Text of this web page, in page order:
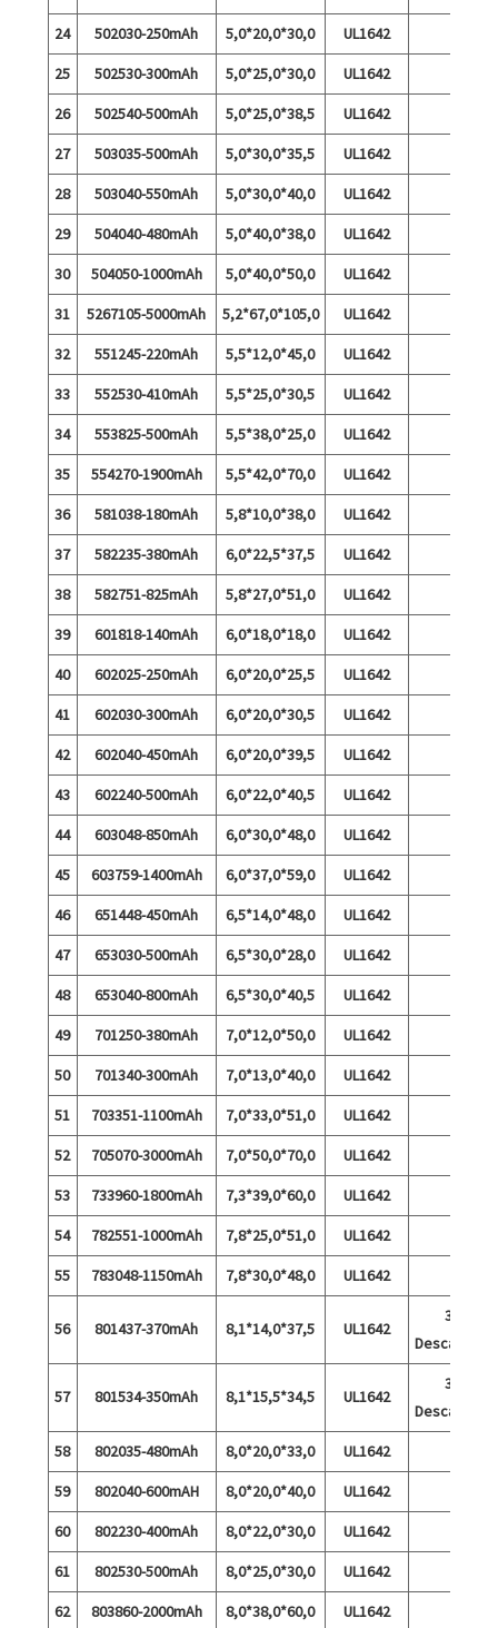
24
502030-250mAh 5,0*20,0*30,0
UL1642
25
502530-300mAh 5,0*25,0*30,0
UL1642
26
502540-500mAh 5,0*25,0*38,5
UL1642
27
503035-500mAh 5,0*30,0*35,5
UL1642
28
503040-550mAh 5,0*30,0*40,0
UL1642
29
504040-480mAh 5,0*40,0*38,0
UL1642
30
504050-1000mAh 5,0*40,0*50,0
UL1642
31
5267105-5000mAh 5,2*67,0*105,0
UL1642
32
551245-220mAh 5,5*12,0*45,0
UL1642
33
552530-410mAh 5,5*25,0*30,5
UL1642
34
553825-500mAh 5,5*38,0*25,0
UL1642
35
554270-1900mAh 5,5*42,0*70,0
UL1642
36
581038-180mAh 5,8*10,0*38,0
UL1642
37
582235-380mAh 6,0*22,5*37,5
UL1642
38
582751-825mAh 5,8*27,0*51,0
UL1642
39
601818-140mAh 6,0*18,0*18,0
UL1642
40
602025-250mAh 6,0*20,0*25,5
UL1642
41
602030-300mAh 6,0*20,0*30,5
UL1642
42
602040-450mAh 6,0*20,0*39,5
UL1642
43
602240-500mAh 6,0*22,0*40,5
UL1642
44
603048-850mAh 6,0*30,0*48,0
UL1642
45
603759-1400mAh 6,0*37,0*59,0
UL1642
46
651448-450mAh 6,5*14,0*48,0
UL1642
47
653030-500mAh 6,5*30,0*28,0
UL1642
48
653040-800mAh 6,5*30,0*40,5
UL1642
49
701250-380mAh 7,0*12,0*50,0
UL1642
50
701340-300mAh 7,0*13,0*40,0
UL1642
51
703351-1100mAh 7,0*33,0*51,0
UL1642
52
705070-3000mAh 7,0*50,0*70,0
UL1642
53
733960-1800mAh 7,3*39,0*60,0
UL1642
54
782551-1000mAh 7,8*25,0*51,0
UL1642
55
783048-1150mAh 7,8*30,0*48,0 UL1642
56 801437-370mAh 8,1*14,0*37,5 UL1642
3A
Descărcare
57 801534-350mAh 8,1*15,5*34,5 UL1642
3A
Descărcare
58
802035-480mAh 8,0*20,0*33,0
UL1642
59
802040-600mAH 8,0*20,0*40,0
UL1642
60
802230-400mAh 8,0*22,0*30,0
UL1642
61
802530-500mAh 8,0*25,0*30,0
UL1642
62
803860-2000mAh 8,0*38,0*60,0
UL1642